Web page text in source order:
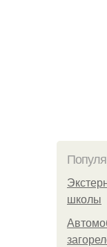
школы